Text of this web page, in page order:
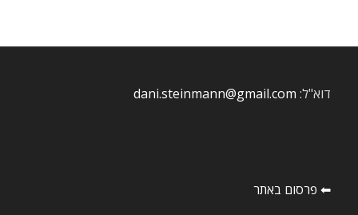
דוא"ל: dani.steinmann@gmail.com
⬅ פרסום באתר